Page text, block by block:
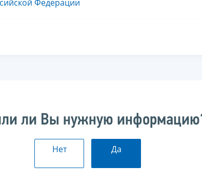
Федерации
ли Вы нужную
Нет Да